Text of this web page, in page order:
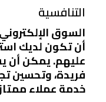
التنافسية
السوق
أن تكون لديك
عليهم. يمكن أن
فريدة، وتحسين
خدمة عملاء